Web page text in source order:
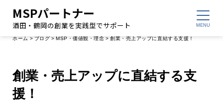
MSPパートナー
酒田・鶴岡の創業を実践型でサポート
ホーム > ブログ >MSP・価値観・理念 >創業・売上アップに直結する支援！
創業・売上アップに直結する支
援！